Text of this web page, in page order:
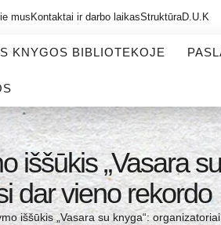
mus Kontaktai ir darbo laikasStruktūraD.U.K
KNYGOS BIBLIOTEKOJE
iššūkis „Vasara
dar vieno rekordo
iššūkis „Vasara su knyga“: